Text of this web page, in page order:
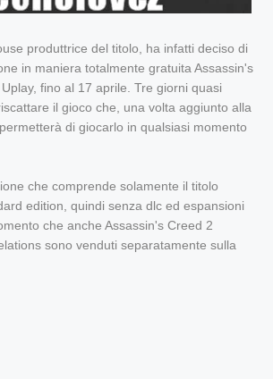
produttrice del titolo, ha infatti deciso di
in maniera totalmente gratuita Assassin's
fino al 17 aprile. Tre giorni quasi
il gioco che, una volta aggiunto alla
di giocarlo in qualsiasi momento
che comprende solamente il titolo
edition, quindi senza dlc ed espansioni
che anche Assassin's Creed 2
sono venduti separatamente sulla